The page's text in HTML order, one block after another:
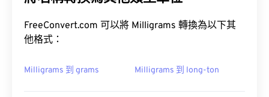
FreeConvert.com 可以將 Milligrams 轉換為以下其
他格式：
Milligrams 到 grams Milligrams 到 long-ton